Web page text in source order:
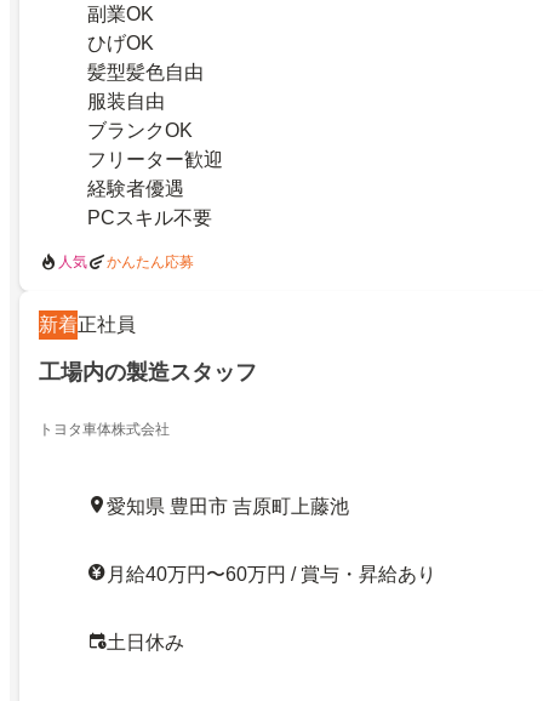
副業OK
ひげOK
髪型髪色自由
服装自由
ブランクOK
フリーター歓迎
経験者優遇
PCスキル不要
人気 かんたん応募
新着正社員
工場内の製造スタッフ
トヨタ車体株式会社
愛知県 豊田市 吉原町上藤池
月給40万円〜60万円 / 賞与・昇給あり
土日休み